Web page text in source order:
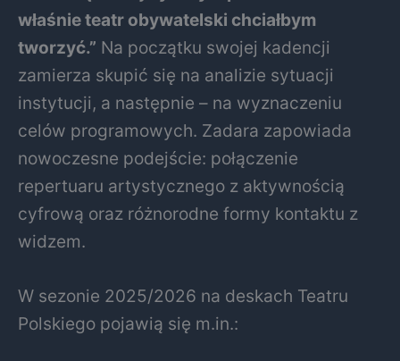
właśnie teatr obywatelski chciałbym
tworzyć.” Na początku swojej kadencji
zamierza skupić się na analizie sytuacji
instytucji, a następnie – na wyznaczeniu
celów programowych. Zadara zapowiada
nowoczesne podejście: połączenie
repertuaru artystycznego z aktywnością
cyfrową oraz różnorodne formy kontaktu z
widzem.
W sezonie 2025/2026 na deskach Teatru
Polskiego pojawią się m.in.: